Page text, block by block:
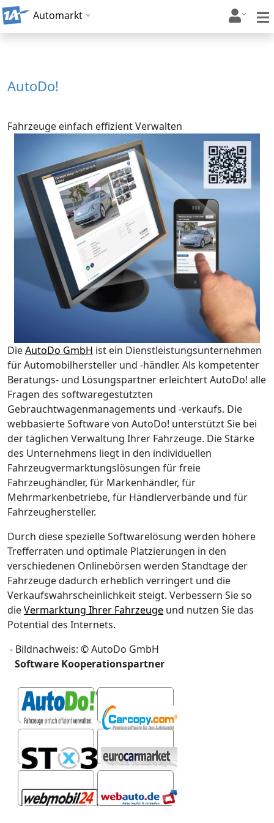
Automarkt
Software Kooperationspartner
AutoDo!
Fahrzeuge einfach effizient Verwalten
DieAutoDo GmbH ist ein Dienstleistungsunternehmen
für Automobilhersteller und -händler. Als kompetenter
Beratungs- und Lösungspartner erleichtert AutoDo! alle
Fragen des softwaregestützten
Gebrauchtwagenmanagements und -verkaufs. Die
webbasierte Software von AutoDo! unterstützt Sie bei
der täglichen Verwaltung Ihrer Fahrzeuge. Die Stärke
des Unternehmens liegt in den individuellen
Fahrzeugvermarktungslösungen für freie
Fahrzeughändler, für Markenhändler, für
Mehrmarkenbetriebe, für Händlerverbände und für
Fahrzeughersteller.
Durch diese spezielle Softwarelösung werden höhere
Trefferraten und optimale Platzierungen in den
verschiedenen Onlinebörsen werden Standtage der
Fahrzeuge dadurch erheblich verringert und die
Verkaufswahrscheinlichkeit steigt. Verbessern Sie so
dieVermarktung Ihrer Fahrzeuge und nutzen Sie das
Potential des Internets.
- Bildnachweis: © AutoDo GmbH